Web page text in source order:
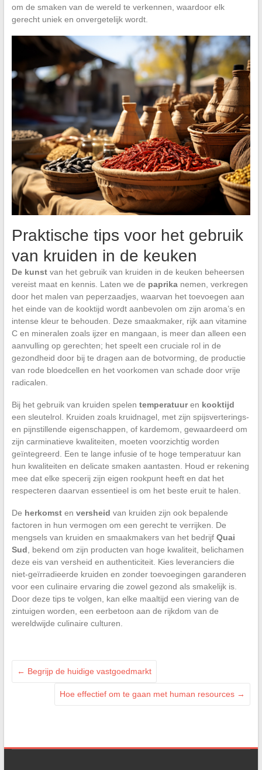
om de smaken van de wereld te verkennen, waardoor elk
gerecht uniek en onvergetelijk wordt.
Praktische tips voor het gebruik
van kruiden in de keuken
De kunstvan het gebruik van kruiden in de keuken beheersen
vereist maat en kennis. Laten we de paprikanemen, verkregen
door het malen van peperzaadjes, waarvan het toevoegen aan
het einde van de kooktijd wordt aanbevolen om zijn aroma’s en
intense kleur te behouden. Deze smaakmaker, rijk aan vitamine
C en mineralen zoals ijzer en mangaan, is meer dan alleen een
aanvulling op gerechten; het speelt een cruciale rol in de
gezondheid door bij te dragen aan de botvorming, de productie
van rode bloedcellen en het voorkomen van schade door vrije
radicalen.
Bij het gebruik van kruiden spelen temperatuuren kooktijd
een sleutelrol. Kruiden zoals kruidnagel, met zijn spijsverterings-
en pijnstillende eigenschappen, of kardemom, gewaardeerd om
zijn carminatieve kwaliteiten, moeten voorzichtig worden
geïntegreerd. Een te lange infusie of te hoge temperatuur kan
hun kwaliteiten en delicate smaken aantasten. Houd er rekening
mee dat elke specerij zijn eigen rookpunt heeft en dat het
respecteren daarvan essentieel is om het beste eruit te halen.
De herkomsten versheid van kruiden zijn ook bepalende
factoren in hun vermogen om een gerecht te verrijken. De
mengsels van kruiden en smaakmakers van het bedrijf Quai
Sud , bekend om zijn producten van hoge kwaliteit, belichamen
deze eis van versheid en authenticiteit. Kies leveranciers die
niet-geïrradieerde kruiden en zonder toevoegingen garanderen
voor een culinaire ervaring die zowel gezond als smakelijk is.
Door deze tips te volgen, kan elke maaltijd een viering van de
zintuigen worden, een eerbetoon aan de rijkdom van de
wereldwijde culinaire culturen.
← Begrijp de huidige vastgoedmarkt
Hoe effectief om te gaan met human resources →